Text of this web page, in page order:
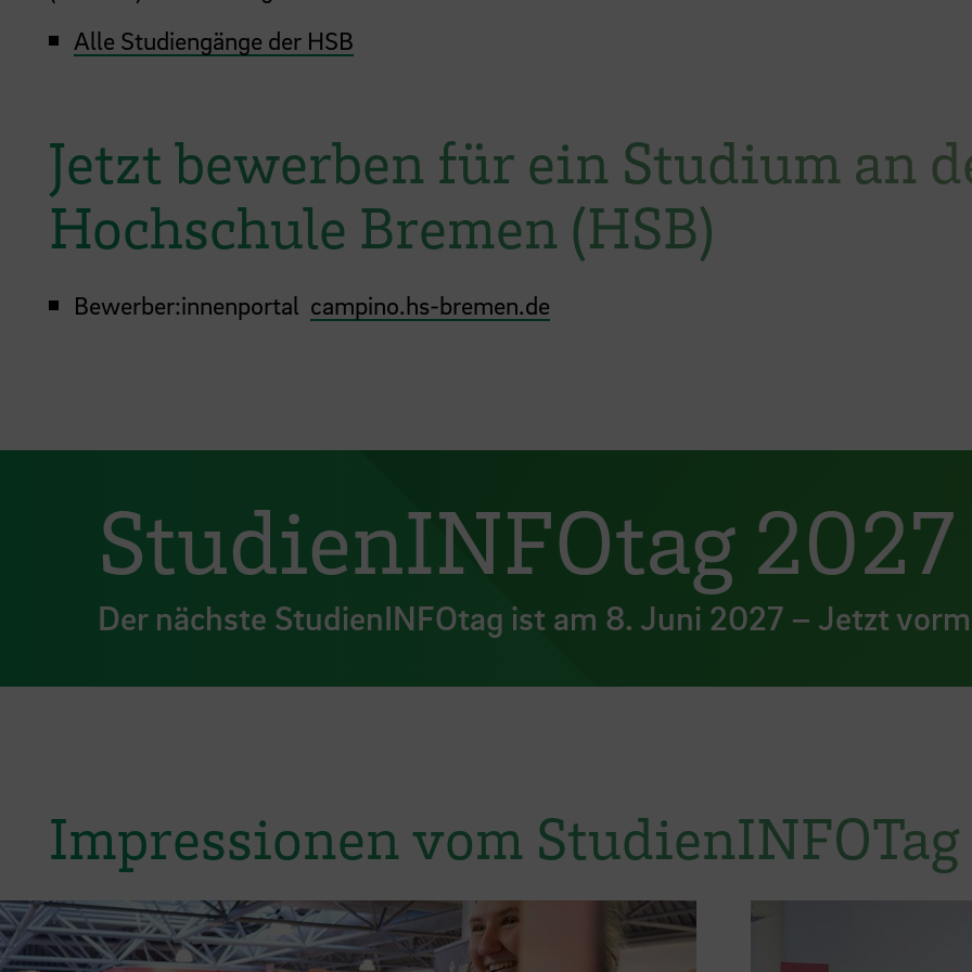
Alle Studiengänge der HSB
Jetzt bewerben für ein Studium an
Hochschule Bremen (HSB)
Bewerber:innenportal campino.hs-bremen.de
StudienINFOtag 2027
Der nächste StudienINFOtag ist am 8. Juni 2027 – Jetzt
Impressionen vom